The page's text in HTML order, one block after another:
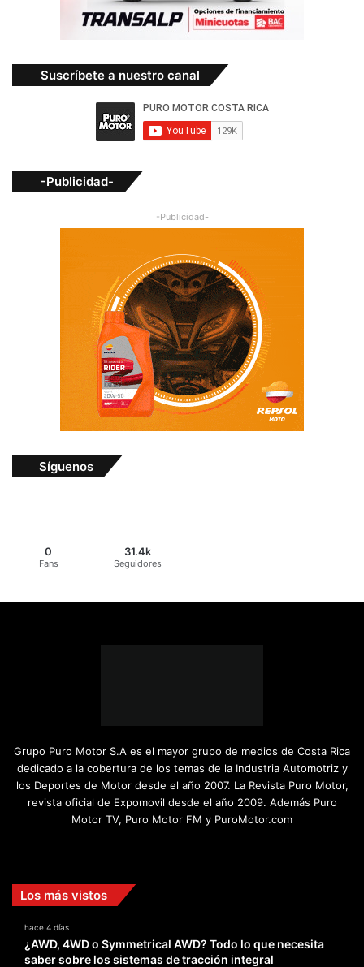
Suscríbete a nuestro canal
-Publicidad-
-Publicidad-
Síguenos
0
Fans
31.4k
Seguidores
Grupo Puro Motor S.A es el mayor grupo de medios de Costa Rica
dedicado a la cobertura de los temas de la Industria Automotriz y
los Deportes de Motor desde el año 2007. La Revista Puro Motor,
revista oficial de Expomovil desde el año 2009. Además Puro
Motor TV, Puro Motor FM y PuroMotor.com
Los más vistos
hace 4 días
¿AWD, 4WD o Symmetrical AWD? Todo lo que necesita
saber sobre los sistemas de tracción integral